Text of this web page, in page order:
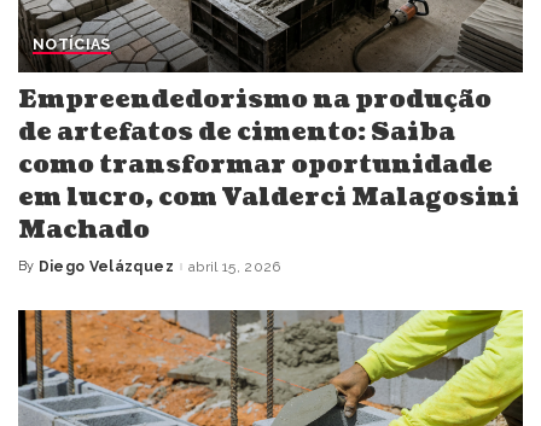
NOTÍCIAS
Empreendedorismo na produção
de artefatos de cimento: Saiba
como transformar oportunidade
em lucro, com Valderci Malagosini
Machado
Posted
By Diego Velázquez abril 15, 2026